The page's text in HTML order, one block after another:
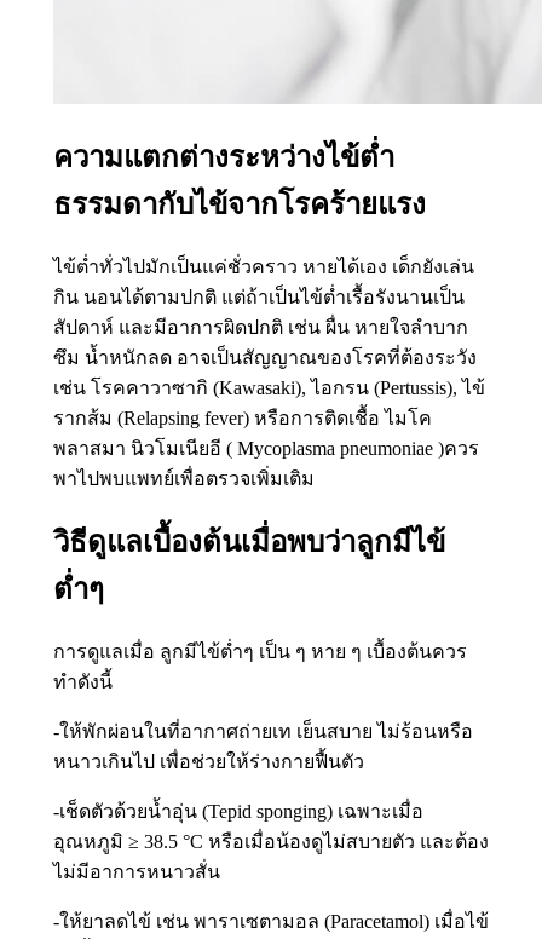
ความแตกต่างระหว่างไข้ต่ำ
ธรรมดากับไข้จากโรคร้ายแรง
ไข้ต่ำทั่วไปมักเป็นแค่ชั่วคราว หายได้เอง เด็กยังเล่น
กิน นอนได้ตามปกติ แต่ถ้าเป็นไข้ต่ำเรื้อรังนานเป็น
สัปดาห์ และมีอาการผิดปกติ เช่น ผื่น หายใจลำบาก
ซึม น้ำหนักลด อาจเป็นสัญญาณของโรคที่ต้องระวัง
เช่น โรคคาวาซากิ (Kawasaki), ไอกรน (Pertussis), ไข้
รากส้ม (Relapsing fever) หรือการติดเชื้อ ไมโค
พลาสมา นิวโมเนียอี ( Mycoplasma pneumoniae )ควร
พาไปพบแพทย์เพื่อตรวจเพิ่มเติม
วิธีดูแลเบื้องต้นเมื่อพบว่าลูกมีไข้
ต่ำๆ
การดูแลเมื่อ ลูกมีไข้ต่ำๆ เป็น ๆ หาย ๆ เบื้องต้นควร
ทำดังนี้
-ให้พักผ่อนในที่อากาศถ่ายเท เย็นสบาย ไม่ร้อนหรือ
หนาวเกินไป เพื่อช่วยให้ร่างกายฟื้นตัว
-เช็ดตัวด้วยน้ำอุ่น (Tepid sponging) เฉพาะเมื่อ
อุณหภูมิ ≥ 38.5 °C หรือเมื่อน้องดูไม่สบายตัว และต้อง
ไม่มีอาการหนาวสั่น
-ให้ยาลดไข้ เช่น พาราเซตามอล (Paracetamol) เมื่อไข้